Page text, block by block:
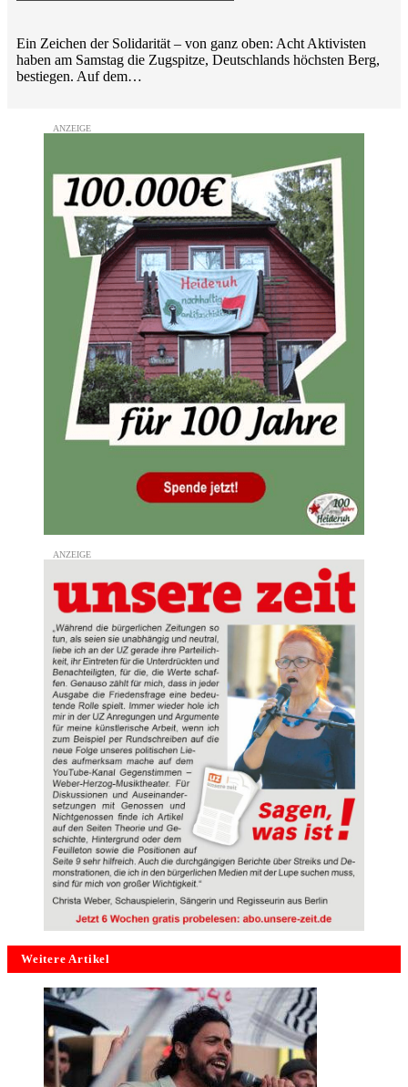
Ein Zeichen der Solidarität – von ganz oben: Acht Aktivisten
haben am Samstag die Zugspitze, Deutschlands höchsten Berg,
bestiegen. Auf dem…
Weitere Artikel